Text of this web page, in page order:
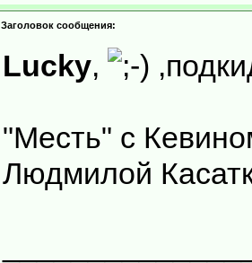
Заголовок сообщения:
Lucky,
"Месть" с
Людмилой